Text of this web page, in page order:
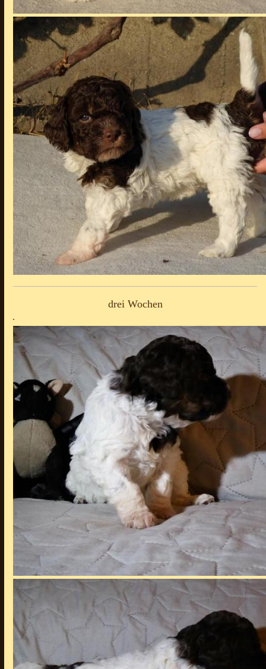
drei Wochen